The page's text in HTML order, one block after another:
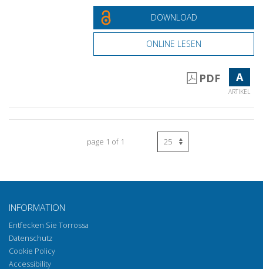
DOWNLOAD
ONLINE LESEN
PDF A
ARTIKEL
page 1 of 1
INFORMATION
Entfecken Sie Torrossa
Datenschutz
Cookie Policy
Accessibility